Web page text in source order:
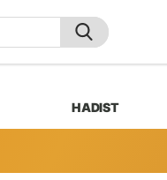
HADIST